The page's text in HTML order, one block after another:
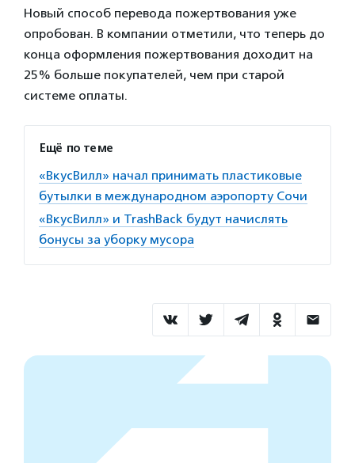
Новый способ перевода пожертвования уже
опробован. В компании отметили, что теперь до
конца оформления пожертвования доходит на
25% больше покупателей, чем при старой
системе оплаты.
Ещё по теме
«ВкусВилл» начал принимать пластиковые
бутылки в международном аэропорту Сочи
«ВкусВилл» и TrashBack будут начислять
бонусы за уборку мусора